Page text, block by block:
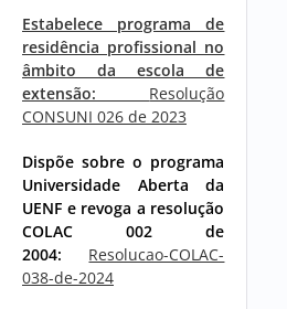
Estabelece programa de
residência profissional no
âmbito da escola de
extensão: Resolução
CONSUNI 026 de 2023
Dispõe sobre o programa
Universidade Aberta da
UENF e revoga a resolução
COLAC 002 de
2004:
Resolucao-COLAC-
038-de-2024